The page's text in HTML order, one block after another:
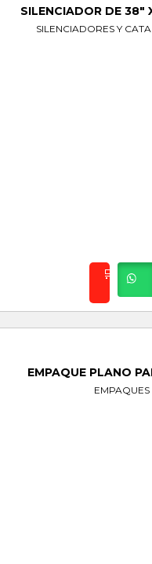
SILENCIADOR DE 38″
SILENCIADORES Y
EMPAQUE PLANO
EMPAQUES